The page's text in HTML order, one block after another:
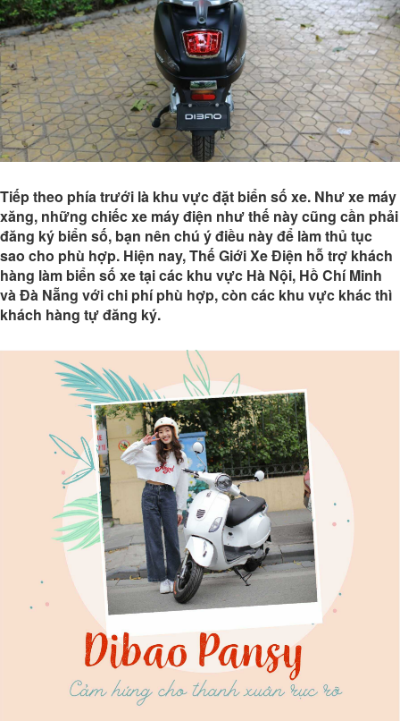
Tiếp theo phía trưới là khu vực đặt biển số xe. Như xe máy
xăng, những chiếc xe máy điện như thế này cũng cần phải
đăng ký biển số, bạn nên chú ý điều này để làm thủ tục
sao cho phù hợp. Hiện nay, Thế Giới Xe Điện hỗ trợ khách
hàng làm biển số xe tại các khu vực Hà Nội, Hồ Chí Minh
và Đà Nẵng với chi phí phù hợp, còn các khu vực khác thì
khách hàng tự đăng ký.